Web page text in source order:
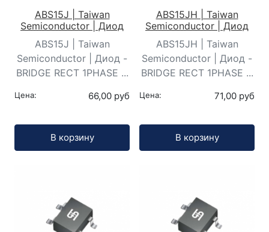
ABS15J | Taiwan
Semiconductor | Диод
ABS15J | Taiwan
Semiconductor | Диод -
BRIDGE RECT 1PHASE ...
Цена: 66,00 руб
В корзину
ABS15JH | Taiwan
Semiconductor | Диод
ABS15JH | Taiwan
Semiconductor | Диод -
BRIDGE RECT 1PHASE ...
Цена: 71,00 руб
В корзину